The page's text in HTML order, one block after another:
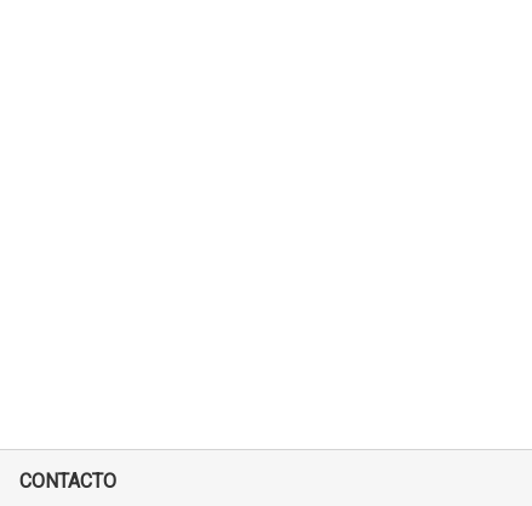
CONTACTO